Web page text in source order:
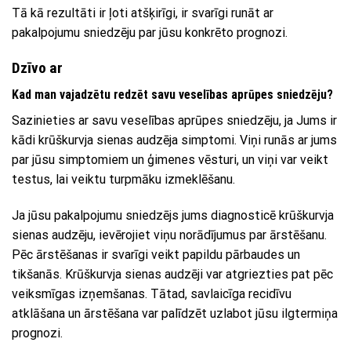
Tā kā rezultāti ir ļoti atšķirīgi, ir svarīgi runāt ar
pakalpojumu sniedzēju par jūsu konkrēto prognozi.
Dzīvo ar
Kad man vajadzētu redzēt savu veselības aprūpes sniedzēju?
Sazinieties ar savu veselības aprūpes sniedzēju, ja Jums ir
kādi krūškurvja sienas audzēja simptomi. Viņi runās ar jums
par jūsu simptomiem un ģimenes vēsturi, un viņi var veikt
testus, lai veiktu turpmāku izmeklēšanu.
Ja jūsu pakalpojumu sniedzējs jums diagnosticē krūškurvja
sienas audzēju, ievērojiet viņu norādījumus par ārstēšanu.
Pēc ārstēšanas ir svarīgi veikt papildu pārbaudes un
tikšanās. Krūškurvja sienas audzēji var atgriezties pat pēc
veiksmīgas izņemšanas. Tātad, savlaicīga recidīvu
atklāšana un ārstēšana var palīdzēt uzlabot jūsu ilgtermiņa
prognozi.